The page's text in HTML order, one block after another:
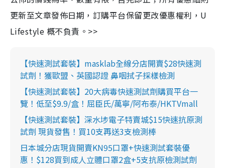
更新至文章發佈日期，訂購平台保留更改優惠權利，U
Lifestyle 概不負責。>>
【快速測試套裝】masklab全線分店開賣$28快速測
試劑！獲歐盟、英國認證 鼻咽拭子採樣檢測
【快速測試套裝】20大病毒快速測試劑購買平台一
覽！低至$9.9/盒！屈臣氏/萬寧/阿布泰/HKTVmall
【快速測試套裝】深水埗電子特賣城$15快速抗原測
試劑 現貨發售！買10支再送3支檢測棒
日本城分店現貨開賣KN95口罩+快速測試套裝優
惠！$128買到成人立體口罩2盒+5支抗原檢測試劑